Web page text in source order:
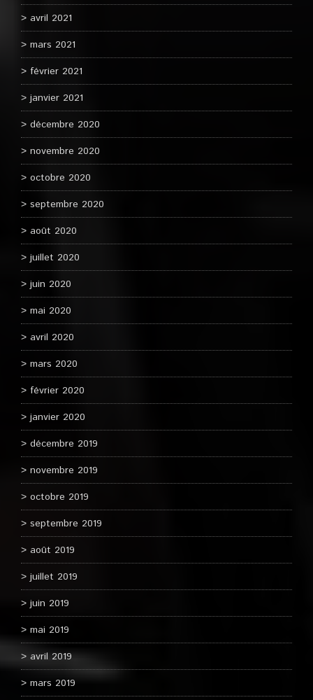
avril 2021
mars 2021
février 2021
janvier 2021
décembre 2020
novembre 2020
octobre 2020
septembre 2020
août 2020
juillet 2020
juin 2020
mai 2020
avril 2020
mars 2020
février 2020
janvier 2020
décembre 2019
novembre 2019
octobre 2019
septembre 2019
août 2019
juillet 2019
juin 2019
mai 2019
avril 2019
mars 2019